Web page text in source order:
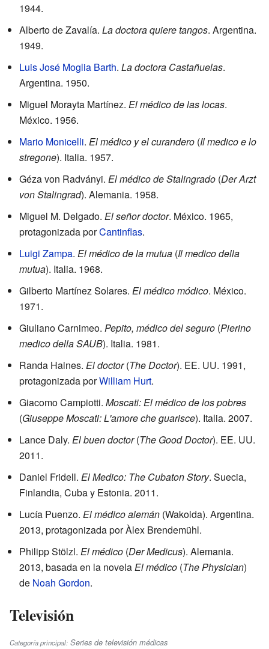
1944.
Alberto de Zavalía. La doctora quiere tangos. Argentina.
1949.
Luis José Moglia Barth. La doctora Castañuelas.
Argentina. 1950.
Miguel Morayta Martínez. El médico de las locas.
México. 1956.
Mario Monicelli. El médico y el curandero (Il medico e lo
stregone). Italia. 1957.
Géza von Radványi. El médico de Stalingrado (Der Arzt
von Stalingrad). Alemania. 1958.
Miguel M. Delgado. El señor doctor. México. 1965,
protagonizada porCantinflas.
Luigi Zampa. El médico de la mutua (Il medico della
mutua). Italia. 1968.
Gilberto Martínez Solares. El médico módico. México.
1971.
Giuliano Carnimeo. Pepito, médico del seguro (Pierino
medico della SAUB). Italia. 1981.
Randa Haines. El doctor(The Doctor). EE. UU. 1991,
protagonizada porWilliam Hurt.
Giacomo Campiotti. Moscati: El médico de los pobres
(Giuseppe Moscati: L'amore che guarisce). Italia. 2007.
Lance Daly. El buen doctor(The Good Doctor). EE. UU.
2011.
Daniel Fridell. El Medico: The Cubaton Story. Suecia,
Finlandia, Cuba y Estonia. 2011.
Lucía Puenzo. El médico alemán (Wakolda). Argentina.
2013, protagonizada por Àlex Brendemühl.
Philipp Stölzl. El médico (Der Medicus). Alemania.
2013, basada en la novelaEl médico (The Physician)
de Noah Gordon.
Televisión
Categoría principal: Series de televisión médicas